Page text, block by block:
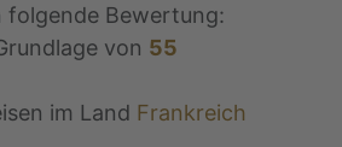
folgende Bewertung:
von 55
im Land Frankreich